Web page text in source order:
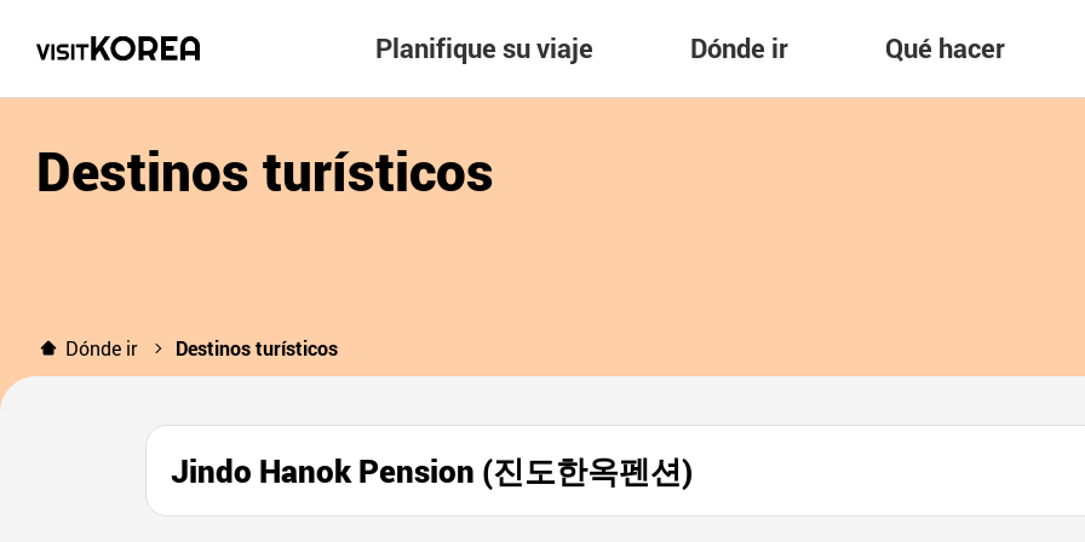
Planifique su viaje Dónde ir Qué hacer
Destinos turísticos
Dónde ir Destinos turísticos
Jindo Hanok Pension (진도한옥펜션)